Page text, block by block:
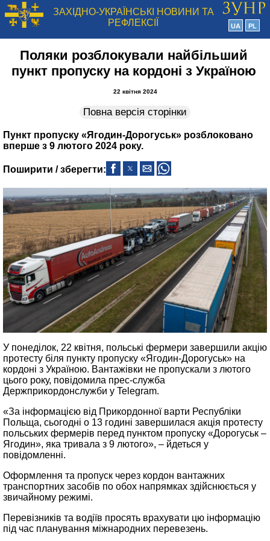
ЗАХІДНО-УКРАЇНСЬКІ НОВИНИ ТА
РЕФЛЕКСІЇ
UA PL
Поляки розблокували найбільший
пункт пропуску на кордоні з Україною
22 квітня 2024
Повна версія сторінки
Пункт пропуску «Ягодин-Дорогуськ» розблоковано
вперше з 9 лютого 2024 року.
Поширити / зберегти:
У понеділок, 22 квітня, польські фермери завершили акцію
протесту біля пункту пропуску «Ягодин-Дорогуськ» на
кордоні з Україною. Вантажівки не пропускали з лютого
цього року, повідомила прес-служба
Держприкордонслужби у Telegram.
«За інформацією від Прикордонної варти Республіки
Польща, сьогодні о 13 годині завершилася акція протесту
польських фермерів перед пунктом пропуску «Дорогуськ –
Ягодин», яка тривала з 9 лютого», – йдеться у
повідомленні.
Оформлення та пропуск через кордон вантажних
транспортних засобів по обох напрямках здійснюється у
звичайному режимі.
Перевізників та водіїв просять врахувати цю інформацію
під час планування міжнародних перевезень.